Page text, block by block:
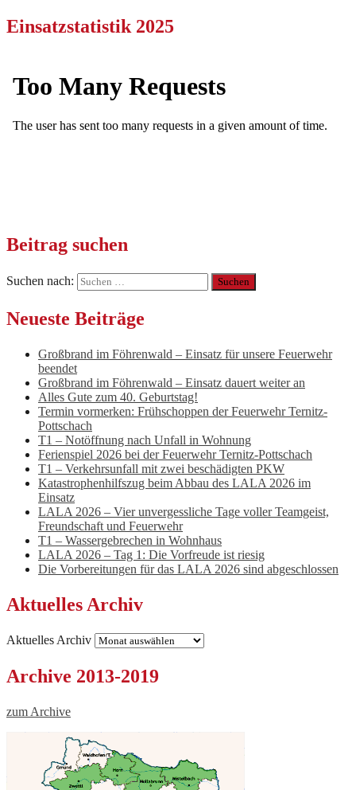
Einsatzstatistik 2025
Beitrag suchen
Suchen nach:
Neueste Beiträge
Großbrand im Föhrenwald – Einsatz für unsere Feuerwehr
beendet
Großbrand im Föhrenwald – Einsatz dauert weiter an
Alles Gute zum 40. Geburtstag!
Termin vormerken: Frühschoppen der Feuerwehr Ternitz-
Pottschach
T1 – Notöffnung nach Unfall in Wohnung
Ferienspiel 2026 bei der Feuerwehr Ternitz-Pottschach
T1 – Verkehrsunfall mit zwei beschädigten PKW
Katastrophenhilfszug beim Abbau des LALA 2026 im
Einsatz
LALA 2026 – Vier unvergessliche Tage voller Teamgeist,
Freundschaft und Feuerwehr
T1 – Wassergebrechen in Wohnhaus
LALA 2026 – Tag 1: Die Vorfreude ist riesig
Die Vorbereitungen für das LALA 2026 sind abgeschlossen
Aktuelles Archiv
Aktuelles Archiv
Archive 2013-2019
zum Archive